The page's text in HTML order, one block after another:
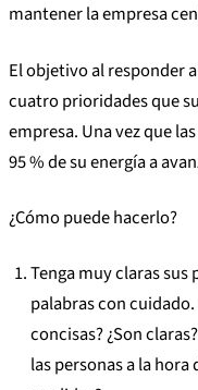
mantener la empresa
El objetivo al responder
cuatro prioridades que
empresa. Una vez que
95 % de su energía a
¿Cómo puede hacerlo?
Tenga muy claras sus
palabras con cuidado.
concisas? ¿Son
las personas a la